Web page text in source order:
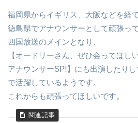
福岡県からイギリス、大阪などを経て
徳島県でアナウンサーとして頑張っ
四国放送のメインとなり、
【オードリーさん、ぜひ会ってほし
アナウンサーSP!】にも出演したり
で活躍しているようです。
これからも頑張ってほしいです。